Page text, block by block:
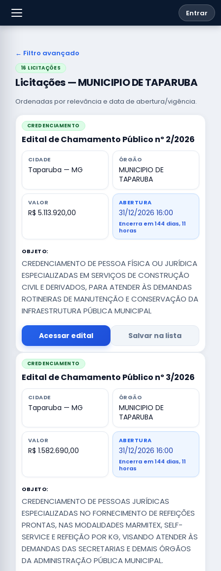
Entrar
← Filtro avançado
16 LICITAÇÕES
Licitações — MUNICIPIO DE TAPARUBA
Ordenadas por relevância e data de abertura/vigência.
CREDENCIAMENTO
Edital de Chamamento Público nº 2/2026
CIDADE
Taparuba — MG
ÓRGÃO
MUNICIPIO DE
TAPARUBA
VALOR
R$ 5.113.920,00
ABERTURA
31/12/2026 16:00
Encerra em 144 dias, 11
horas
OBJETO:
CREDENCIAMENTO DE PESSOA FÍSICA OU JURÍDICA
ESPECIALIZADAS EM SERVIÇOS DE CONSTRUÇÃO
CIVIL E DERIVADOS, PARA ATENDER ÀS DEMANDAS
ROTINEIRAS DE MANUTENÇÃO E CONSERVAÇÃO DA
INFRAESTRUTURA PÚBLICA MUNICIPAL
Acessar edital Salvar na lista
CREDENCIAMENTO
Edital de Chamamento Público nº 3/2026
CIDADE
Taparuba — MG
ÓRGÃO
MUNICIPIO DE
TAPARUBA
VALOR
R$ 1.582.690,00
ABERTURA
31/12/2026 16:00
Encerra em 144 dias, 11
horas
OBJETO:
CREDENCIAMENTO DE PESSOAS JURÍDICAS
ESPECIALIZADAS NO FORNECIMENTO DE REFEIÇÕES
PRONTAS, NAS MODALIDADES MARMITEX, SELF-
SERVICE E REFEIÇÃO POR KG, VISANDO ATENDER ÀS
DEMANDAS DAS SECRETARIAS E DEMAIS ÓRGÃOS
DA ADMINISTRAÇÃO PÚBLICA MUNICIPAL.